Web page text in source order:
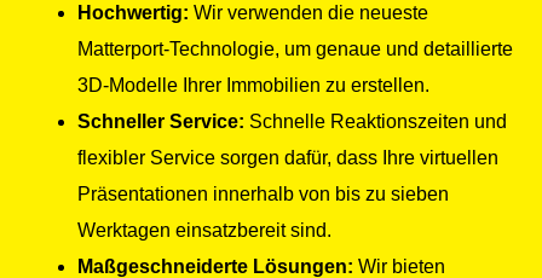
Hochwertig: Wir verwenden die neueste
Matterport-Technologie, um genaue und detaillierte
3D-Modelle Ihrer Immobilien zu erstellen.
Schneller Service: Schnelle Reaktionszeiten und
flexibler Service sorgen dafür, dass Ihre virtuellen
Präsentationen innerhalb von bis zu sieben
Werktagen einsatzbereit sind.
Maßgeschneiderte Lösungen: Wir bieten